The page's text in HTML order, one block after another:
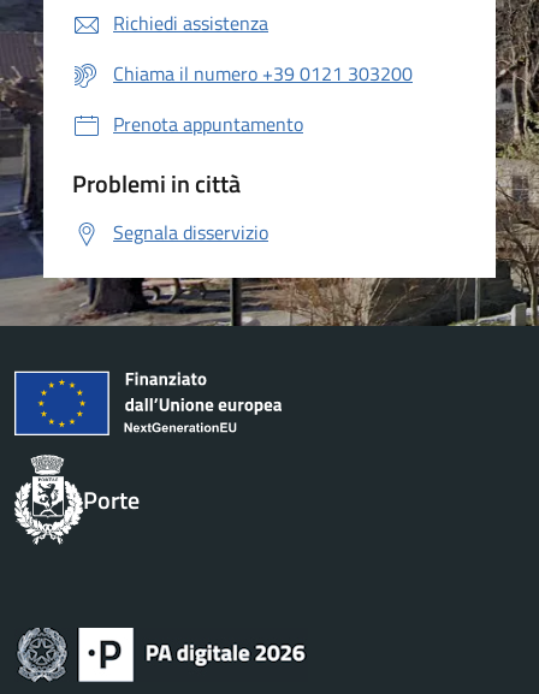
Richiedi assistenza
Chiama il numero +39 0121 303200
Prenota appuntamento
Problemi in città
Segnala disservizio
Porte